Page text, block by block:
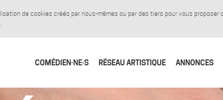
de cookies créés par nous-mêmes ou par des tiers pour vous proposer
.
COMÉDIEN·NE·S RÉSEAU ARTISTIQUE ANNONCES